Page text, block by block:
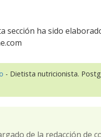
sección ha sido
- Dietista nutricionista.
de la redacción de